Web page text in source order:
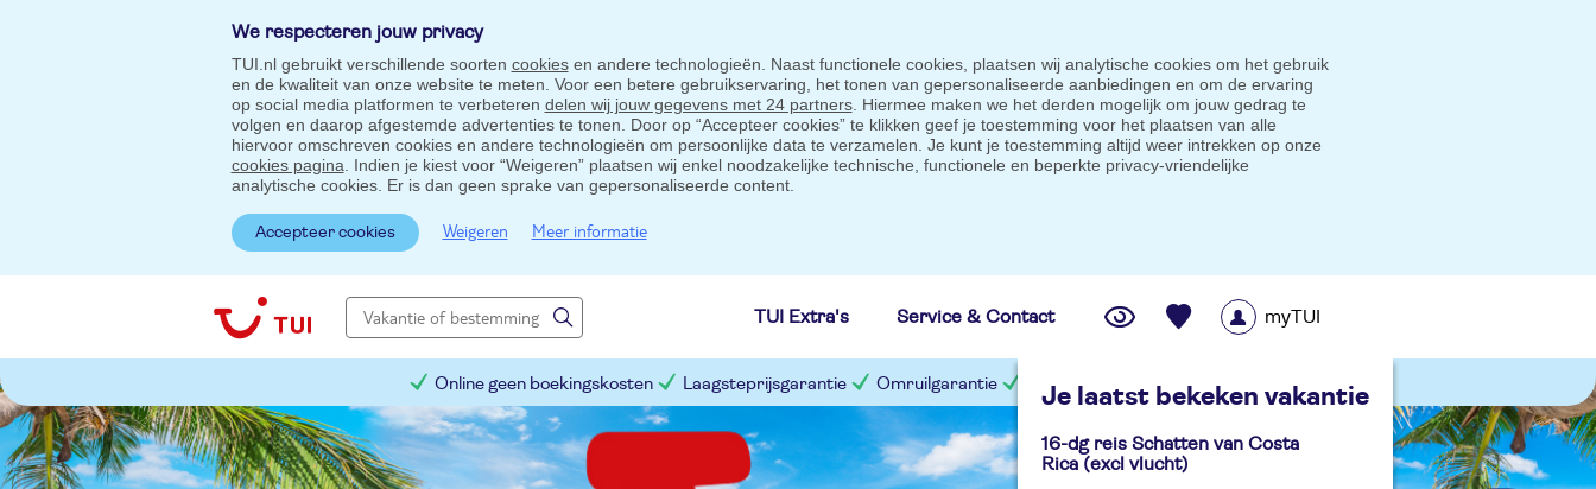
We respecteren jouw privacy
TUI.nl gebruikt verschillende soorten cookiesen andere technologieën. Naast functionele cookies, plaatsen wij analytische cookies om het gebruik
en de kwaliteit van onze website te meten. Voor een betere gebruikservaring, het tonen van gepersonaliseerde aanbiedingen en om de ervaring
op social media platformen te verbeteren delen wij jouw gegevens met 24 partners. Hiermee maken we het derden mogelijk om jouw gedrag te
volgen en daarop afgestemde advertenties te tonen. Door op “Accepteer cookies” te klikken geef je toestemming voor het plaatsen van alle
hiervoor omschreven cookies en andere technologieën om persoonlijke data te verzamelen. Je kunt je toestemming altijd weer intrekken op onze
cookies pagina . Indien je kiest voor “Weigeren” plaatsen wij enkel noodzakelijke technische, functionele en beperkte privacy-vriendelijke
analytische cookies. Er is dan geen sprake van gepersonaliseerde content.
Accepteer cookies Weigeren Meer informatie
TUI Extra's Service & Contact
Je laatst bekeken vakantie
16-dg reis Schatten van Costa
Rica (excl vlucht)
myTUI
Online geen boekingskosten Laagsteprijsgarantie Omruilgarantie Slimme prijsgarantie